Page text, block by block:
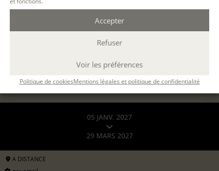
Accepter
Refuser
Voir les préférences
Politique de cookiesMentions légales et politique de confidentialité
408 € ou 3 x 136€
S'INSCRIRE EN LIGNE
05 JANV. 2027
29 MARS 2027
A DISTANCE